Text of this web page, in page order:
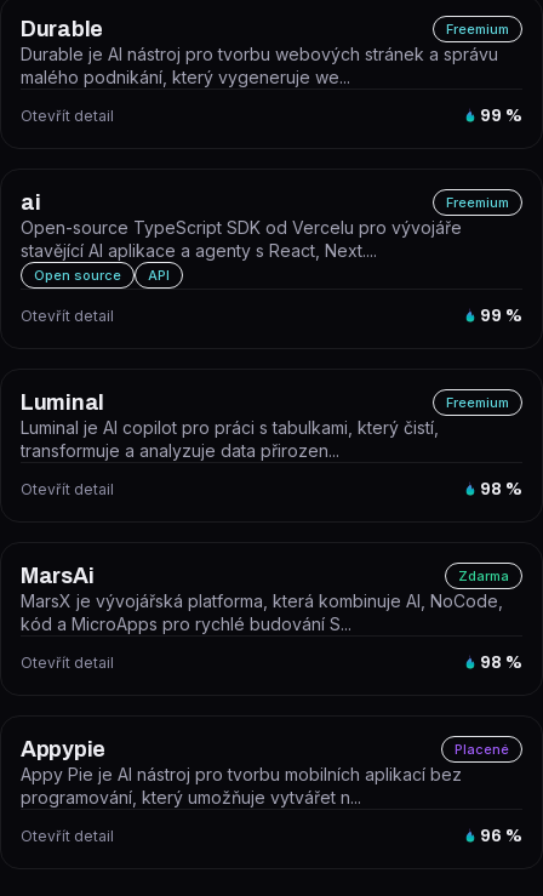
Durable Freemium
Durable je AI nástroj pro tvorbu webových stránek a správu
malého podnikání, který vygeneruje we...
Otevřít detail 99 %
ai Freemium
Open-source TypeScript SDK od Vercelu pro vývojáře
stavějící AI aplikace a agenty s React, Next....
Open source API
Otevřít detail 99 %
Luminal Freemium
Luminal je AI copilot pro práci s tabulkami, který čistí,
transformuje a analyzuje data přirozen...
Otevřít detail 98 %
MarsAi Zdarma
MarsX je vývojářská platforma, která kombinuje AI, NoCode,
kód a MicroApps pro rychlé budování S...
Otevřít detail 98 %
Appypie Placené
Appy Pie je AI nástroj pro tvorbu mobilních aplikací bez
programování, který umožňuje vytvářet n...
Otevřít detail 96 %